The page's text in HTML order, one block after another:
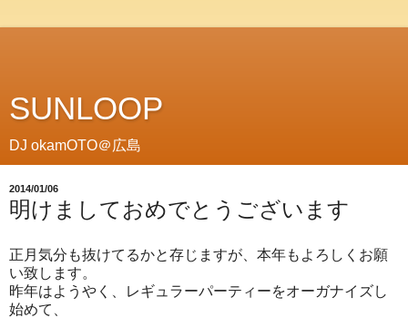
SUNLOOP
DJ okamOTO＠広島
2014/01/06
明けましておめでとうございます
正月気分も抜けてるかと存じますが、本年もよろしくお願
い致します。
昨年はようやく、レギュラーパーティーをオーガナイズし
始めて、